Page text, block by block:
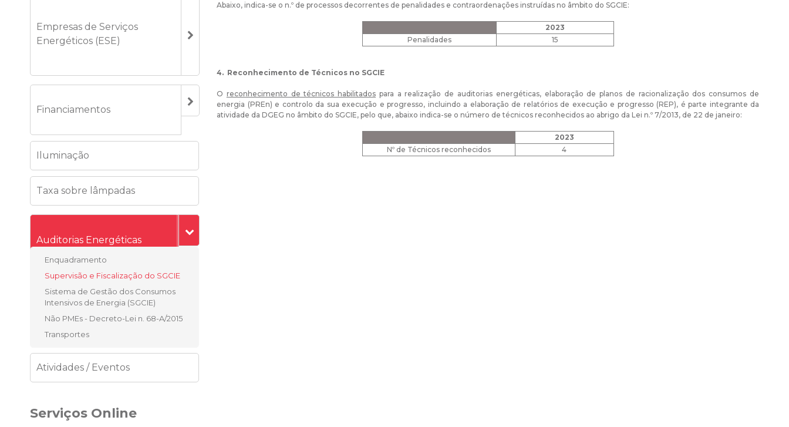
Empresas de Serviços
Energéticos (ESE)
Financiamentos
Iluminação
Taxa sobre lâmpadas
Auditorias Energéticas
Enquadramento
Supervisão e Fiscalização do SGCIE
Sistema de Gestão dos Consumos
Intensivos de Energia (SGCIE)
Não PMEs - Decreto-Lei n. 68-A/2015
Transportes
Atividades / Eventos
Serviços Online
Abaixo, indica-se o n.º de processos decorrentes de penalidades e contraordenações instruídas no âmbito do SGCIE:
2023
Penalidades
15
4. Reconhecimento de Técnicos no SGCIE
O reconhecimento de técnicos habilitados para a realização de auditorias energéticas, elaboração de planos de racionalização dos consumos de
energia (PREn) e controlo da sua execução e progresso, incluindo a elaboração de relatórios de execução e progresso (REP), é parte integrante da
atividade da DGEG no âmbito do SGCIE, pelo que, abaixo indica-se o número de técnicos reconhecidos ao abrigo da Lei n.º 7/2013, de 22 de janeiro:
2023
Nº de Técnicos reconhecidos
4